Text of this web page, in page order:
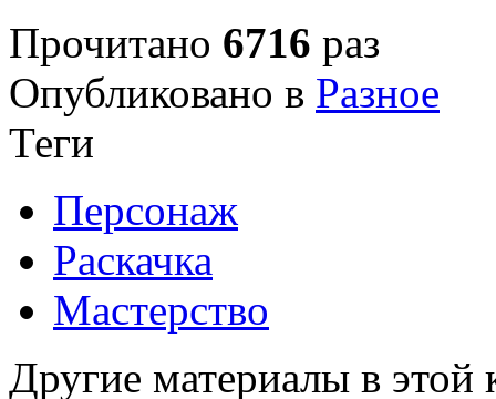
Прочитано 6716 раз
Опубликовано в Разное
Теги
Персонаж
Раскачка
Мастерство
Другие материалы в этой